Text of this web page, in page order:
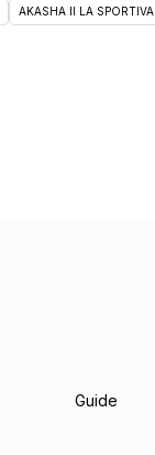
AKASHA II LA SPORTIVA
Guide